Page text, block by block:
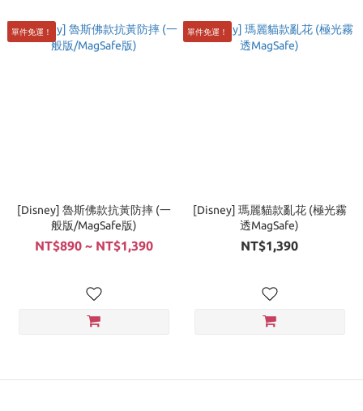
單件免運！
[Disney] 魯斯佛款抗黃防摔 (一
般版/MagSafe版)
NT$890 ~ NT$1,390
單件免運！
[Disney] 瑪麗貓款亂花 (極光霧
透MagSafe)
NT$1,390